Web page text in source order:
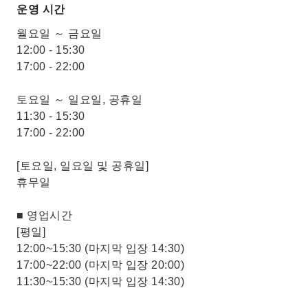
운영 시간
월요일 ～ 금요일
12:00 - 15:30
17:00 - 22:00
토요일 ～ 일요일, 공휴일
11:30 - 15:30
17:00 - 22:00
[토요일, 일요일 및 공휴일]
휴무일
■ 영업시간
[평일]
12:00~15:30 (마지막 입장 14:30)
17:00~22:00 (마지막 입장 20:00)
11:30~15:30 (마지막 입장 14:30)